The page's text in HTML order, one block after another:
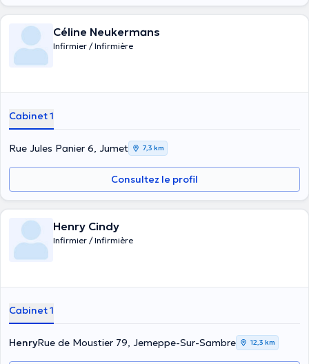
Céline Neukermans
Infirmier / Infirmière
Cabinet 1
Rue Jules Panier 6, Jumet 7,3 km
Consultez le profil
Henry Cindy
Infirmier / Infirmière
Cabinet 1
HenryRue de Moustier 79, Jemeppe-Sur-Sambre 12,3 km